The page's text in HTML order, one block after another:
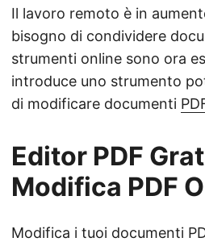
Il lavoro remoto è in
bisogno di condividere
strumenti online sono ora
introduce uno strumento
di modificare documenti
Editor PDF
Modifica PDF
Modifica i tuoi documenti